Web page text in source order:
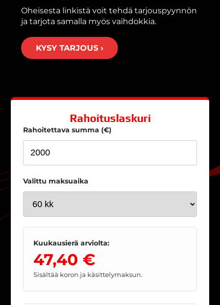
Oheisesta linkistä voit tehdä tarjouspyynnön
ja tarjota samalla myös vaihdokkia.
KYSY TARJOUS ›
Rahoituslaskuri
Rahoitettava summa (€)
Valittu maksuaika
Kuukausierä arviolta:
47,40 €
Sisältää koron ja käsittelymaksun.